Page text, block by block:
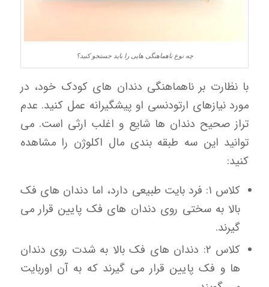
چه نوع ناهماهنگی هایی را باید جستجو کنید؟
با نظارت بر ناهماهنگی دندان های کودک خود، در
مورد نیازهای ارتودنسی او پیشگیرانه عمل کنید. عدم
تراز صحیح دندان ها شایع و اغلب ارثی است. می
توانید این سه طبقه بندی مال اکلوژن را مشاهده
کنید:
کلاس ۱: فرد بایت طبیعی دارد، اما دندان های فک
بالا به سختی روی دندان های فک پایین قرار می
گیرند.
کلاس ۲: دندان های فک بالا به شدت روی دندان
ها و فک پایین قرار می گیرند که به آن اوربایت